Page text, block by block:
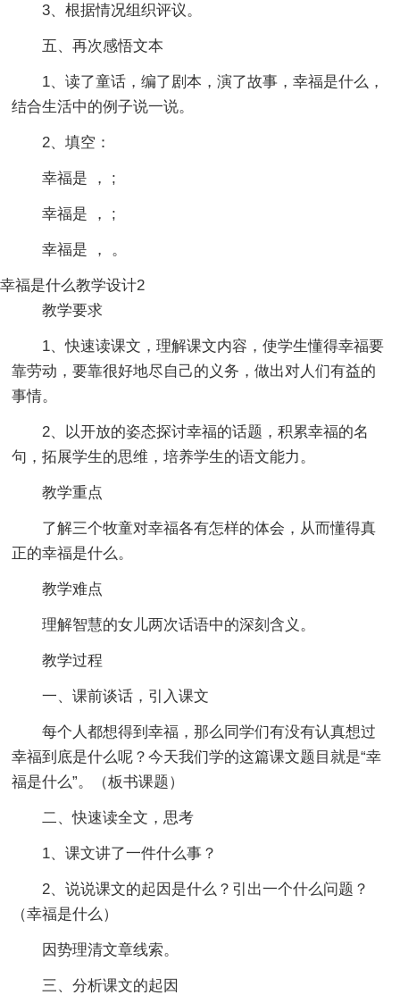
3、根据情况组织评议。
五、再次感悟文本
1、读了童话，编了剧本，演了故事，幸福是什么，
结合生活中的例子说一说。
2、填空：
幸福是 ， ;
幸福是 ， ;
幸福是 ， 。
幸福是什么教学设计2
教学要求
1、快速读课文，理解课文内容，使学生懂得幸福要
靠劳动，要靠很好地尽自己的义务，做出对人们有益的
事情。
2、以开放的姿态探讨幸福的话题，积累幸福的名
句，拓展学生的思维，培养学生的语文能力。
教学重点
了解三个牧童对幸福各有怎样的体会，从而懂得真
正的幸福是什么。
教学难点
理解智慧的女儿两次话语中的深刻含义。
教学过程
一、课前谈话，引入课文
每个人都想得到幸福，那么同学们有没有认真想过
幸福到底是什么呢？今天我们学的这篇课文题目就是“幸
福是什么”。（板书课题）
二、快速读全文，思考
1、课文讲了一件什么事？
2、说说课文的起因是什么？引出一个什么问题？
（幸福是什么）
因势理清文章线索。
三、分析课文的起因